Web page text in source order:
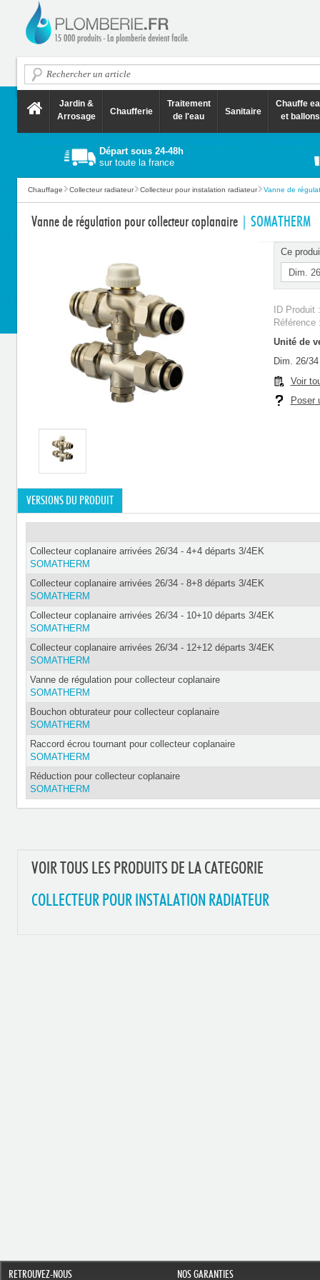
Jardin &
Arrosage
Chaufferie
Traitement
de l'eau
Sanitaire
Chauffe
et ballons
Départ sous 24-48h
sur toute la france
Chauffage Collecteur radiateur Collecteur pour instalation radiateur Vanne de
Vanne de régulation pour collecteur coplanaire | SOMATHERM
Ce
ID Produit
Unité de
Dim. 26/34
Voir
Poser
VERSIONS DU PRODUIT
Collecteur coplanaire arrivées 26/34 - 4+4 départs 3/4EK
SOMATHERM
Collecteur coplanaire arrivées 26/34 - 8+8 départs 3/4EK
SOMATHERM
Collecteur coplanaire arrivées 26/34 - 10+10 départs 3/4EK
SOMATHERM
Collecteur coplanaire arrivées 26/34 - 12+12 départs 3/4EK
SOMATHERM
Vanne de régulation pour collecteur coplanaire
SOMATHERM
Bouchon obturateur pour collecteur coplanaire
SOMATHERM
Raccord écrou tournant pour collecteur coplanaire
SOMATHERM
Réduction pour collecteur coplanaire
SOMATHERM
VOIR TOUS LES PRODUITS DE LA CATEGORIE
COLLECTEUR POUR INSTALATION RADIATEUR
RETROUVEZ-NOUS NOS GARANTIES